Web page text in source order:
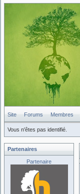
Site Forums Membres
Vous n'êtes pas identifié.
Partenaires
Partenaire